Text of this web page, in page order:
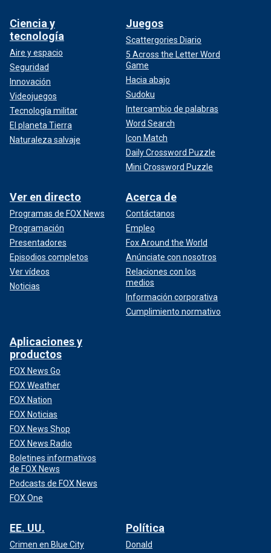
Ciencia y
tecnología
Aire y espacio
Seguridad
Innovación
Videojuegos
Tecnología militar
El planeta Tierra
Naturaleza salvaje
Juegos
Scattergories Diario
5 Across the Letter Word
Game
Hacia abajo
Sudoku
Intercambio de palabras
Word Search
Icon Match
Daily Crossword Puzzle
Mini Crossword Puzzle
Ver en directo
Programas de FOX News
Programación
Presentadores
Episodios completos
Ver vídeos
Noticias
Acerca de
Contáctanos
Empleo
Fox Around the World
Anúnciate con nosotros
Relaciones con los
medios
Información corporativa
Cumplimiento normativo
Aplicaciones y
productos
FOX News Go
FOX Weather
FOX Nation
FOX Noticias
FOX News Shop
FOX News Radio
Boletines informativos
de FOX News
Podcasts de FOX News
FOX One
EE. UU.
Crimen en Blue City
Política
Donald